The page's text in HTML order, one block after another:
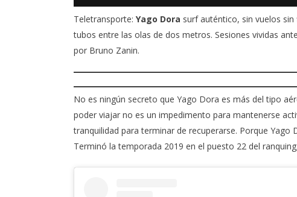
Teletransporte: Yago Dora surf auténtico, sin vuelos
tubos entre las olas de dos metros. Sesiones vividas
por Bruno Zanin.
No es ningún secreto que Yago Dora es más del tipo
poder viajar no es un impedimento para mantenerse
tranquilidad para terminar de recuperarse. Porque Yago
Terminó la temporada 2019 en el puesto 22 del